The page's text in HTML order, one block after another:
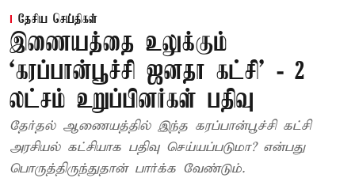
தேசிய செய்திகள்
இணையத்தை உலுக்கும்
‘கரப்பான்பூச்சி ஜனதா கட்சி’ - 2
லட்சம் உறுப்பினர்கள் பதிவு
தேர்தல் ஆணையத்தில் இந்த கரப்பான்பூச்சி கட்சி
அரசியல் கட்சியாக பதிவு செய்யப்படுமா? என்பது
பொருத்திருந்துதான் பார்க்க வேண்டும்.